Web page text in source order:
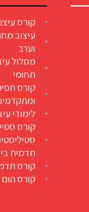
קורס
עיצוב
וערב
מסלול
תחומי
קורס
לימודי
קורס
תדמית
קורס
קורס הום